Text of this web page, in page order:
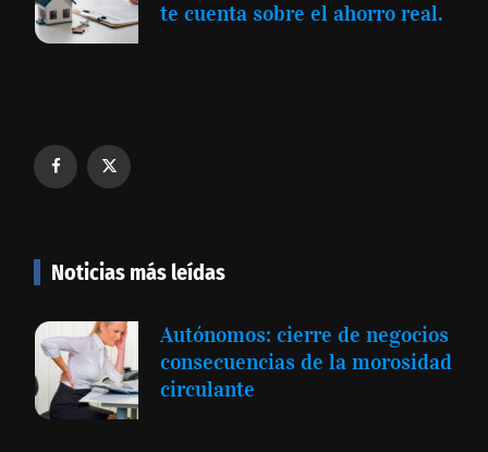
te cuenta sobre el ahorro real.
Noticias más leídas
Autónomos: cierre de negocios
consecuencias de la morosidad
circulante